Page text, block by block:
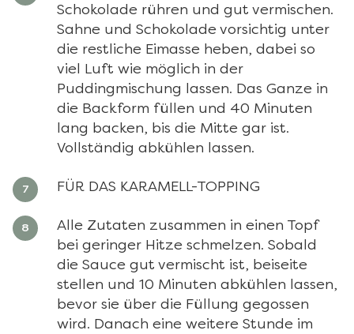
Schokolade rühren und gut vermischen.
Sahne und Schokolade vorsichtig unter
die restliche Eimasse heben, dabei so
viel Luft wie möglich in der
Puddingmischung lassen. Das Ganze in
die Backform füllen und 40 Minuten
lang backen, bis die Mitte gar ist.
Vollständig abkühlen lassen.
FÜR DAS KARAMELL-TOPPING
Alle Zutaten zusammen in einen Topf
bei geringer Hitze schmelzen. Sobald
die Sauce gut vermischt ist, beiseite
stellen und 10 Minuten abkühlen lassen,
bevor sie über die Füllung gegossen
wird. Danach eine weitere Stunde im